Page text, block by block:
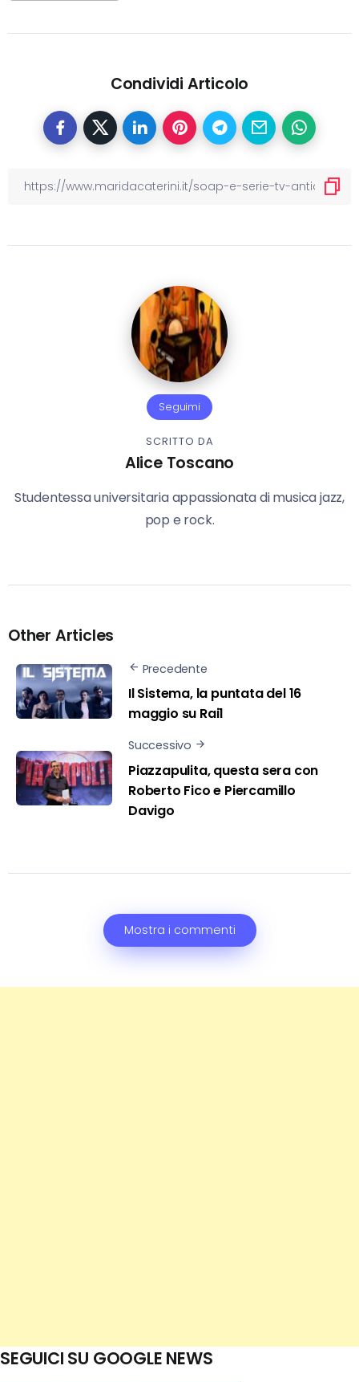
Condividi Articolo
Seguimi
SCRITTO DA
Alice Toscano
Studentessa universitaria appassionata di musica jazz,
pop e rock.
Other Articles
Precedente
Il Sistema, la puntata del 16
maggio su Rai1
Successivo
Piazzapulita, questa sera con
Roberto Fico e Piercamillo
Davigo
Mostra i commenti
SEGUICI SU GOOGLE NEWS